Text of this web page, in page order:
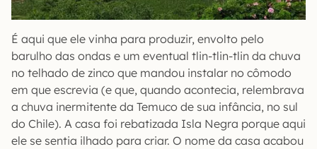
É aqui que ele vinha para produzir, envolto pelo
barulho das ondas e um eventual tlin-tlin-tlin da chuva
no telhado de zinco que mandou instalar no cômodo
em que escrevia (e que, quando acontecia, relembrava
a chuva inermitente da Temuco de sua infância, no sul
do Chile). A casa foi rebatizada Isla Negra porque aqui
ele se sentia ilhado para criar. O nome da casa acabou